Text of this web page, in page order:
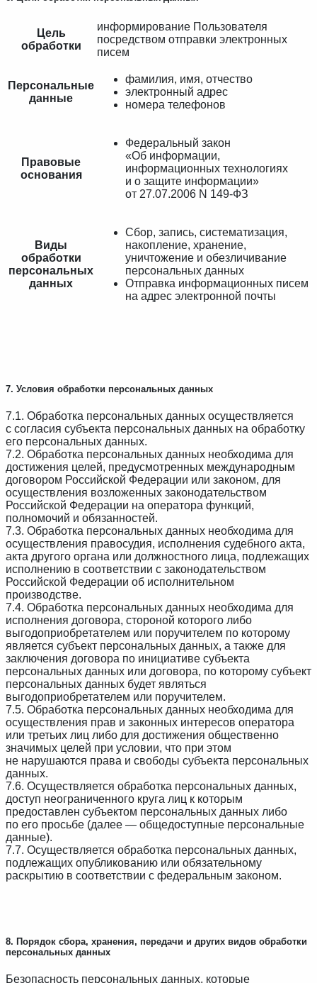
Цель
обработки
информирование Пользователя
посредством отправки электронных
писем
Персональные
данные
фамилия, имя, отчество
электронный адрес
номера телефонов
Правовые
основания
Федеральный закон
«Об информации,
информационных технологиях
и о защите информации»
от 27.07.2006 N 149-ФЗ
Виды
обработки
персональных
данных
Сбор, запись, систематизация,
накопление, хранение,
уничтожение и обезличивание
персональных данных
Отправка информационных писем
на адрес электронной почты
7. Условия обработки персональных данных
7.1. Обработка персональных данных осуществляется
с согласия субъекта персональных данных на обработку
его персональных данных.
7.2. Обработка персональных данных необходима для
достижения целей, предусмотренных международным
договором Российской Федерации или законом, для
осуществления возложенных законодательством
Российской Федерации на оператора функций,
полномочий и обязанностей.
7.3. Обработка персональных данных необходима для
осуществления правосудия, исполнения судебного акта,
акта другого органа или должностного лица, подлежащих
исполнению в соответствии с законодательством
Российской Федерации об исполнительном
производстве.
7.4. Обработка персональных данных необходима для
исполнения договора, стороной которого либо
выгодоприобретателем или поручителем по которому
является субъект персональных данных, а также для
заключения договора по инициативе субъекта
персональных данных или договора, по которому субъект
персональных данных будет являться
выгодоприобретателем или поручителем.
7.5. Обработка персональных данных необходима для
осуществления прав и законных интересов оператора
или третьих лиц либо для достижения общественно
значимых целей при условии, что при этом
не нарушаются права и свободы субъекта персональных
данных.
7.6. Осуществляется обработка персональных данных,
доступ неограниченного круга лиц к которым
предоставлен субъектом персональных данных либо
по его просьбе (далее — общедоступные персональные
данные).
7.7. Осуществляется обработка персональных данных,
подлежащих опубликованию или обязательному
раскрытию в соответствии с федеральным законом.
8. Порядок сбора, хранения, передачи и других видов обработки
персональных данных
Безопасность персональных данных, которые